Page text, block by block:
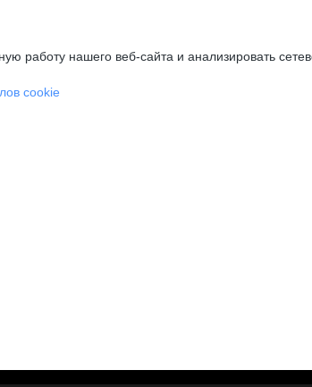
работу нашего веб-сайта и анализировать
cookie